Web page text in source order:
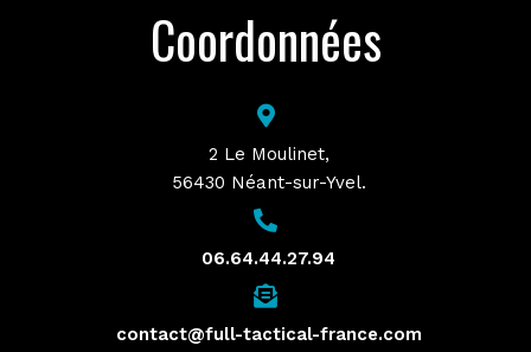
Coordonnées
2 Le Moulinet,
56430 Néant-sur-Yvel.
06.64.44.27.94
contact@full-tactical-france.com